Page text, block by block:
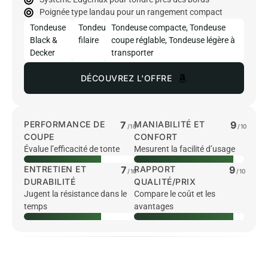
Poignée type landau pour un rangement compact
Tondeuse
Black &
Decker
Tondeuse
filaire
Tondeuse compacte,Tondeuse
coupe réglable,Tondeuse légère à
transporter
DÉCOUVREZ L'OFFRE
PERFORMANCE DE
COUPE
7 /10
Évalue l’efficacité de tonte
MANIABILITÉ ET
CONFORT
9 /10
Mesurent la facilité d’usage
ENTRETIEN ET
DURABILITÉ
7 /10
Jugent la résistance dans le
temps
RAPPORT
QUALITÉ/PRIX
9 /10
Compare le coût et les
avantages